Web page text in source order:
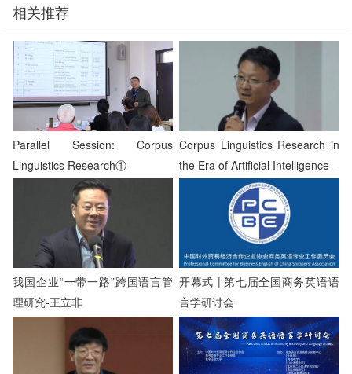
相关推荐
Parallel Session: Corpus
Linguistics Research①
Corpus Linguistics Research in
the Era of Artificial Intelligence –
DENG Yaochen
我国企业“一带一路”跨国语言管
理研究-王立非
开幕式 | 第七届全国商务英语语
言学研讨会